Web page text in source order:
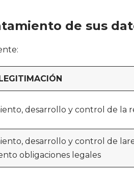
de sus
EGITIMACIÓN
desarrollo y control de la
desarrollo y control de
obligaciones legales